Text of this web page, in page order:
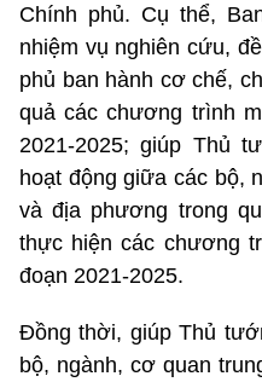
Chính phủ. Cụ thể,
nhiệm vụ nghiên cứu,
phủ ban hành cơ chế,
quả các chương trình
2021-2025; giúp Thủ
hoạt động giữa các bộ,
và địa phương trong
thực hiện các chương
đoạn 2021-2025.
Đồng thời, giúp Thủ
bộ, ngành, cơ quan